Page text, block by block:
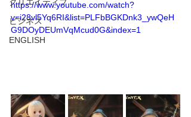
ビジネス
ENGLISH
https://www.youtube.com/watch?
v=i28vl5Yq6RI&list=PLFbBGKDnk3_ywQeH
G9DOyDEUmVqMcud0G&index=1